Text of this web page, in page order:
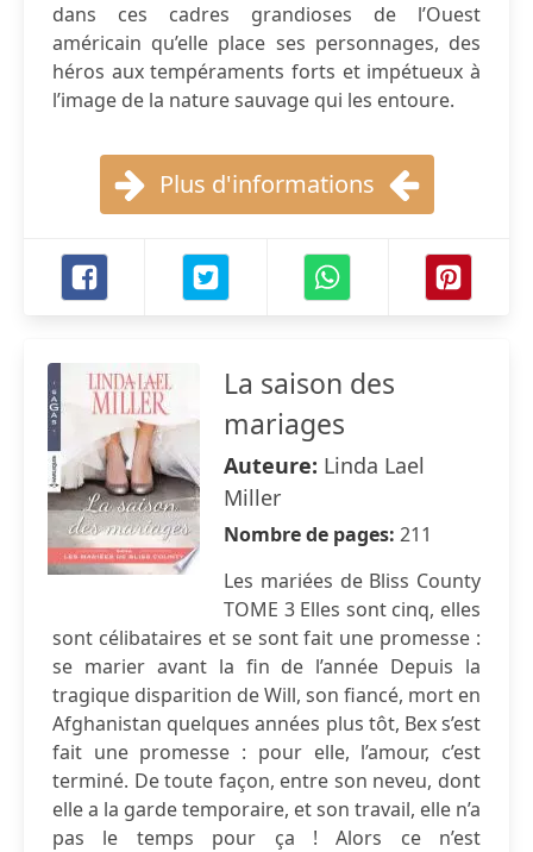
dans ces cadres grandioses de l’Ouest
américain qu’elle place ses personnages, des
héros aux tempéraments forts et impétueux à
l’image de la nature sauvage qui les entoure.
Plus d'informations
La saison des
mariages
Auteure: Linda Lael
Miller
Nombre de pages: 211
Les mariées de Bliss County
TOME 3 Elles sont cinq, elles
sont célibataires et se sont fait une promesse :
se marier avant la fin de l’année Depuis la
tragique disparition de Will, son fiancé, mort en
Afghanistan quelques années plus tôt, Bex s’est
fait une promesse : pour elle, l’amour, c’est
terminé. De toute façon, entre son neveu, dont
elle a la garde temporaire, et son travail, elle n’a
pas le temps pour ça ! Alors ce n’est